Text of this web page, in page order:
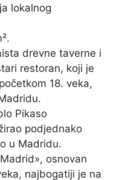
lokalnog
drevne taverne i
restoran, koji je
18. veka,
Pikaso
podjednako
u Madridu.
osnovan
najbogatiji je na